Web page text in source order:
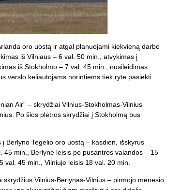
oro uostą ir atgal planuojami kiekvieną darbo
iš Vilniaus – 6 val. 50 min., atvykimas į
iš Stokholmo – 7 val. 45 min., nusileidimas
verslo keliautojams norintiems tiek ryte pasiekti
Air” – skrydžiai Vilnius-Stokholmas-Vilnius
Po šios plėtros skrydžiai į Stokholmą bus
į Berlyno Tegelio oro uostą – kasdien, išskyrus
45 min., Berlyne leisis po pusantros valandos – 15
45 min., Vilniuje leisis 18 val. 20 min.
skrydžius Vilnius-Berlynas-Vilnius – pirmojo mėnesio